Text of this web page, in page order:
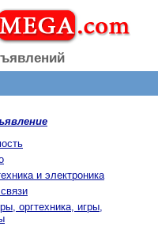
и электроника
оргтехника, игры,